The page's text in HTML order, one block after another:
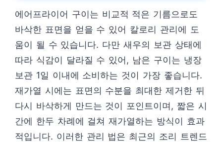
에어프라이어 구이는 비교적 적은 기름으로도
바삭한 표면을 얻을 수 있어 칼로리 관리에 도
움이 될 수 있습니다. 다만 새우의 보관 상태에
따라 식감이 달라질 수 있어, 남은 구이는 냉장
보관 1일 이내에 소비하는 것이 가장 좋습니다.
재가열 시에는 표면의 수분을 최대한 제거한 뒤
다시 바삭하게 만드는 것이 포인트이며, 짧은 시
간에 한두 차례에 걸쳐 재가열하는 방식이 효과
적입니다. 이러한 관리 법은 최근의 조리 트렌드